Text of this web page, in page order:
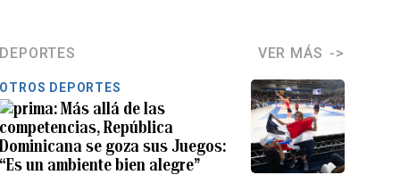
DEPORTES VER MÁS
OTROS DEPORTES
Más allá de las
competencias, República
Dominicana se goza sus Juegos:
“Es un ambiente bien alegre”